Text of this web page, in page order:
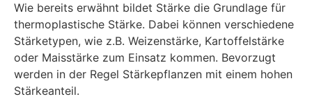
Wie bereits erwähnt bildet Stärke die Grundlage für
thermoplastische Stärke. Dabei können verschiedene
Stärketypen, wie z.B. Weizenstärke, Kartoffelstärke
oder Maisstärke zum Einsatz kommen. Bevorzugt
werden in der Regel Stärkepflanzen mit einem hohen
Stärkeanteil.